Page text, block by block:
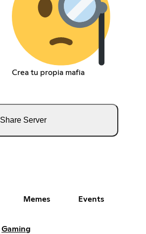
Crea tu propia mafia
Share Server
Memes Events
Gaming